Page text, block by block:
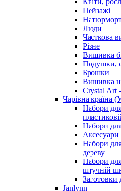
Пейзажі
Люди
Часткова
Різне
Вишивка
Подушки,
Брошки
Вишивка
Crystal Art
Чарівна країна
Набори
Набори
Аксесуари
Набори
дереву
Набори
штучній
Заготовки
Janlynn